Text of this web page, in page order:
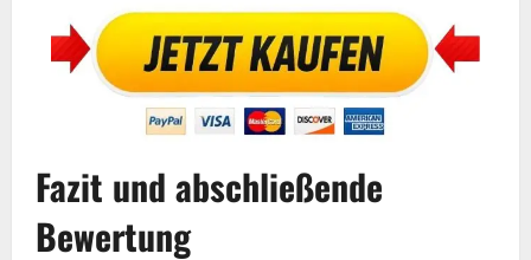
Fazit und abschließende
Bewertung